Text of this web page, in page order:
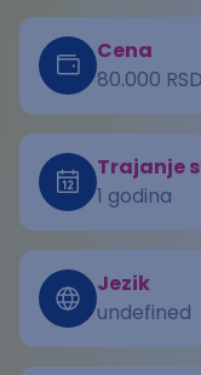
Cena
80.000 RSD
Trajanje
1 godina
Jezik
undefined